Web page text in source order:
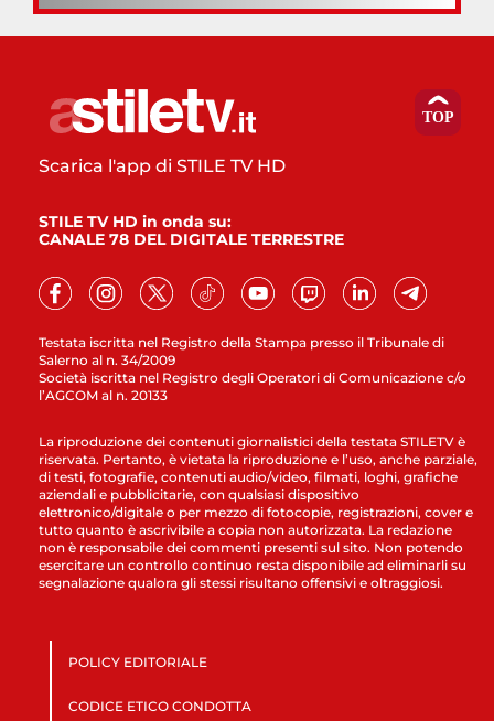
Testata iscritta nel Registro della Stampa presso il Tribunale di
Salerno al n. 34/2009
Società iscritta nel Registro degli Operatori di Comunicazione c/o
l’AGCOM al n. 20133
Scarica l'app di STILE TV HD
STILE TV HD in onda su:
CANALE 78 DEL DIGITALE TERRESTRE
La riproduzione dei contenuti giornalistici della testata STILETV è
riservata. Pertanto, è vietata la riproduzione e l’uso, anche parziale,
di testi, fotografie, contenuti audio/video, filmati, loghi, grafiche
aziendali e pubblicitarie, con qualsiasi dispositivo
elettronico/digitale o per mezzo di fotocopie, registrazioni, cover e
tutto quanto è ascrivibile a copia non autorizzata. La redazione
non è responsabile dei commenti presenti sul sito. Non potendo
esercitare un controllo continuo resta disponibile ad eliminarli su
segnalazione qualora gli stessi risultano offensivi e oltraggiosi.
POLICY EDITORIALE
CODICE ETICO CONDOTTA